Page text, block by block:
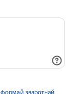
формай зваротнай